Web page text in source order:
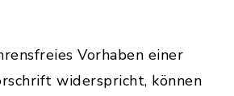
Vorhaben einer
widerspricht, können